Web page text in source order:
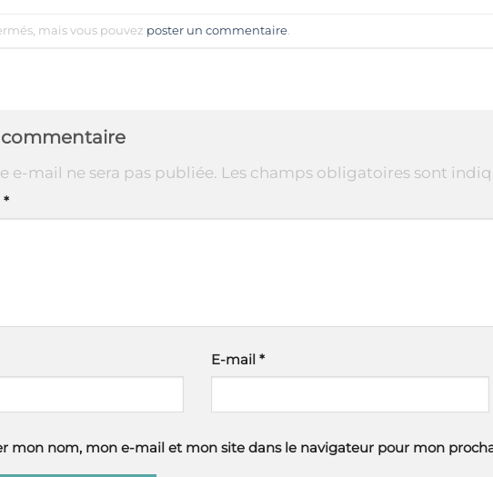
mais vous pouvez poster un commentaire
commentaire
e-mail ne sera pas publiée. Les champs obligatoires sont
*
E-mail *
mon nom, mon e-mail et mon site dans le navigateur pour mon